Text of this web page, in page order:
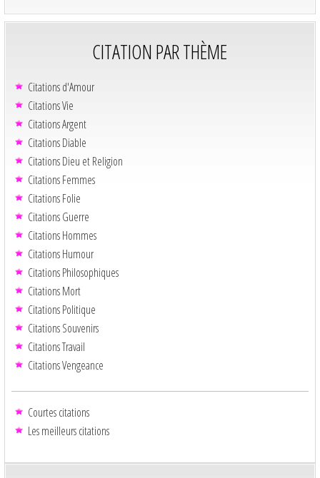
CITATION PAR THÈME
Citations d'Amour
Citations Vie
Citations Argent
Citations Diable
Citations Dieu et Religion
Citations Femmes
Citations Folie
Citations Guerre
Citations Hommes
Citations Humour
Citations Philosophiques
Citations Mort
Citations Politique
Citations Souvenirs
Citations Travail
Citations Vengeance
Courtes citations
Les meilleurs citations